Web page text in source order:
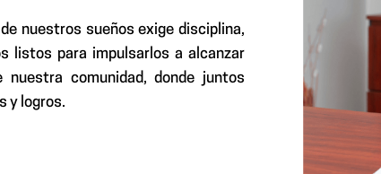
nuestros sueños exige disciplina,
listos para impulsarlos a alcanzar
comunidad, donde juntos
y logros.